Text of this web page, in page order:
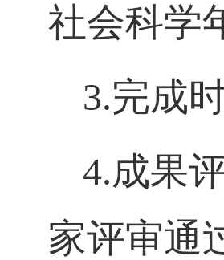
社会科学
3.完成
4.成果
家评审通